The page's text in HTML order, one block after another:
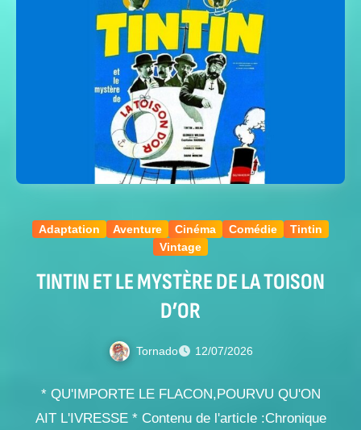
Adaptation Aventure Cinéma Comédie
Tintin
Vintage
TINTIN ET LE MYSTÈRE DE LA TOISON
D’OR
Tornado 12/07/2026
* QU'IMPORTE LE FLACON,POURVU QU'ON
AIT L'IVRESSE * Contenu de l'article :Chronique